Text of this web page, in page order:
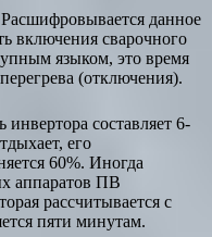
данное
включения сварочного
языком, это время
(отключения).
составляет 6-
его
60%. Иногда
аппаратов ПВ
рассчитывается с
пяти минутам.